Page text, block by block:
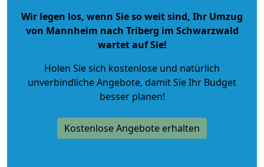
Wir legen los, wenn Sie so weit sind, Ihr Umzug
von Mannheim nach Triberg im Schwarzwald
wartet auf Sie!
Holen Sie sich kostenlose und natürlich
unverbindliche Angebote, damit Sie Ihr Budget
besser planen!
Kostenlose Angebote erhalten